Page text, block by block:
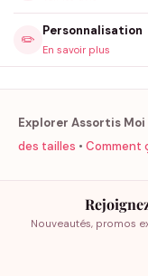
✏️
Personnalisation
En savoir plus
Explorer Assortis Moi
des tailles • Comment
Nouveautés, promos